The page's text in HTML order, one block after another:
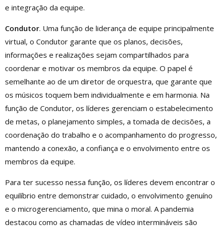
e integração da equipe.
Condutor. Uma função de liderança de equipe principalmente
virtual, o Condutor garante que os planos, decisões,
informações e realizações sejam compartilhados para
coordenar e motivar os membros da equipe. O papel é
semelhante ao de um diretor de orquestra, que garante que
os músicos toquem bem individualmente e em harmonia. Na
função de Condutor, os líderes gerenciam o estabelecimento
de metas, o planejamento simples, a tomada de decisões, a
coordenação do trabalho e o acompanhamento do progresso,
mantendo a conexão, a confiança e o envolvimento entre os
membros da equipe.
Para ter sucesso nessa função, os líderes devem encontrar o
equilíbrio entre demonstrar cuidado, o envolvimento genuíno
e o microgerenciamento, que mina o moral. A pandemia
destacou como as chamadas de vídeo intermináveis ​​são